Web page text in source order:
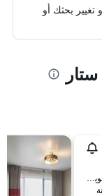
بحثك أو
10 Av. De L'Epi D'or, فيلجويف, إقليم فال دو مارن, فرنسا